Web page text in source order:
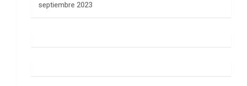
septiembre 2023